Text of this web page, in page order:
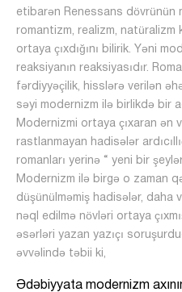
etibarən Renessans dövrünün
romantizm, realizm, natüralizm
ortaya çıxdığını bilirik. Yəni
reaksiyanın reaksiyasıdır.
fərdiyyəçilik, hisslərə verilən
səyi modernizm ilə birlikdə bir
Modernizmi ortaya çıxaran ən
rastlanmayan hadisələr
romanları yerinə “ yeni bir
Modernizm ilə birgə o zaman
düşünülməmiş hadisələr, daha
nəql edilmə növləri ortaya
əsərləri yazan yazıçı
əvvəlində təbii ki,
Ədəbiyyata modernizm